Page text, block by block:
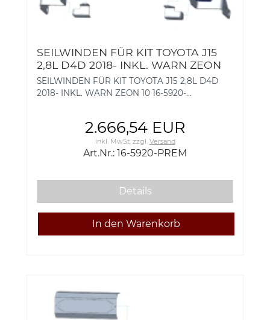
SEILWINDEN FÜR KIT TOYOTA J15
2,8L D4D 2018- INKL. WARN ZEON
10 16-5920-PREM
SEILWINDEN FÜR KIT TOYOTA J15 2,8L D4D
2018- INKL. WARN ZEON 10 16-5920-...
2.666,54 EUR
inkl. MwSt.zzgl. Versand
Art.Nr.: 16-5920-PREM
Details